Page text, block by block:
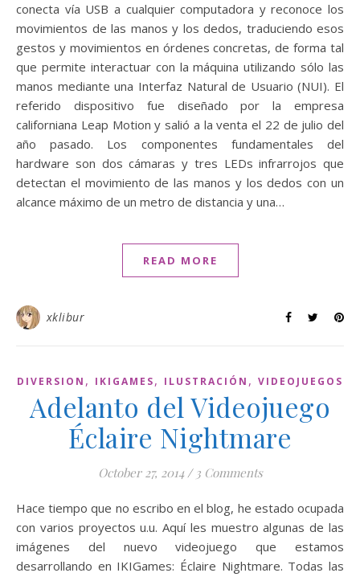
conecta vía USB a cualquier computadora y reconoce los
movimientos de las manos y los dedos, traduciendo esos
gestos y movimientos en órdenes concretas, de forma tal
que permite interactuar con la máquina utilizando sólo las
manos mediante una Interfaz Natural de Usuario (NUI). El
referido dispositivo fue diseñado por la empresa
californiana Leap Motion y salió a la venta el 22 de julio del
año pasado. Los componentes fundamentales del
hardware son dos cámaras y tres LEDs infrarrojos que
detectan el movimiento de las manos y los dedos con un
alcance máximo de un metro de distancia y una…
READ MORE
xklibur
DIVERSION , IKIGAMES, ILUSTRACIÓN , VIDEOJUEGOS
Adelanto del Videojuego
Éclaire Nightmare
October 27, 2014 / 3 Comments
Hace tiempo que no escribo en el blog, he estado ocupada
con varios proyectos u.u. Aquí les muestro algunas de las
imágenes del nuevo videojuego que estamos
desarrollando en IKIGames: Éclaire Nightmare. Todas las